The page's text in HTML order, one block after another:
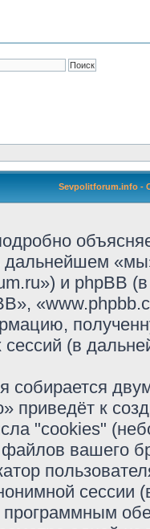
Sevpolitforum.info -
дальнейшем
и phpBB
сессий (в
приведёт к
"cookies"
вашего
сессии